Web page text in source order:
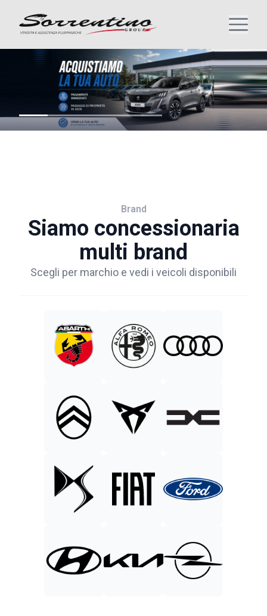
Brand
Siamo concessionaria
multi brand
Scegli per marchio e vedi i veicoli disponibili